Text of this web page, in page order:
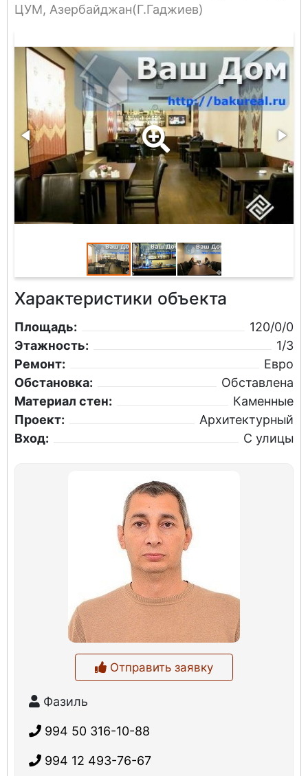
ЦУМ, Азербайджан(Г.Гаджиев)
Характеристики объекта
Площадь:
120/0/0
Этажность:
1/3
Ремонт:
Евро
Обстановка:
Обставлена
Материал стен:
Каменные
Проект:
Архитектурный
Вход:
С улицы
Отправить заявку
Фазиль
994 50 316-10-88
994 12 493-76-67